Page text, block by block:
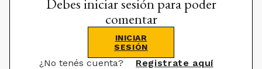
Debes iniciar sesión para poder
comentar
INICIAR
SESIÓN
¿No tenés cuenta? Registrate aquí